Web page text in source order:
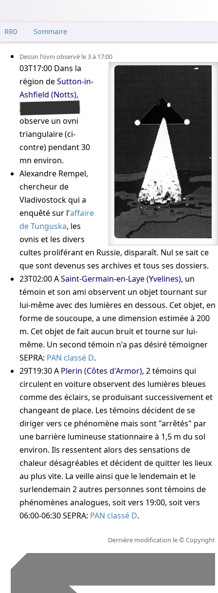
RR0 Sommaire
Dessin l'ovni observé le 3 à 17:00
03T17:00 Dans la
région deSutton-in-
Ashfield (Notts),
Andy Emmerson
observe un ovni
triangulaire (ci-
contre) pendant 30
mn environ.
Alexandre Rempel,
chercheur de
Vladivostock qui a
enquêté sur l'affaire
de Tunguska, les
ovnis et les divers
cultes proliférant en Russie, disparaît. Nul se sait ce
que sont devenus ses archives et tous ses dossiers.
23T02:00ASaint-Germain-en-Laye (Yvelines), un
témoin et son ami observent un objet tournant sur
lui-même avec des lumières en dessous. Cet objet, en
forme de soucoupe, a une dimension estimée à 200
m. Cet objet de fait aucun bruit et tourne sur lui-
même. Un second témoin n'a pas désiré témoigner
SEPRA: PAN classé D.
29T19:30A Plerin (Côtes d'Armor), 2 témoins qui
circulent en voiture observent des lumières bleues
comme des éclairs, se produisant successivement et
changeant de place. Les témoins décident de se
diriger vers ce phénomène mais sont "arrêtés" par
une barrière lumineuse stationnaire à 1,5 m du sol
environ. Ils ressentent alors des sensations de
chaleur désagréables et décident de quitter les lieux
au plus vite. La veille ainsi que le lendemain et le
surlendemain 2 autres personnes sont témoins de
phénomènes analogues, soit vers 19:00, soit vers
06:00-06:30SEPRA: PAN classé D.
Dernière modification le© Copyright